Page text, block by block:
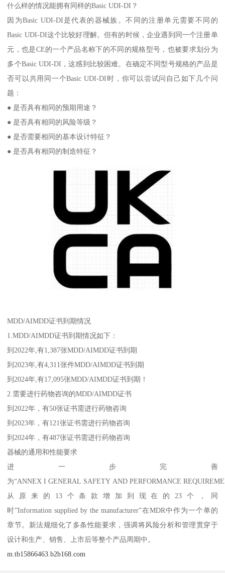
什么样的情况能拥有同样的Basic UDI-DI？
因为Basic UDI-DI是代表的器械族。不同的注册单元需要不同的
Basic UDI-DI这个比较好理解。但有的时候，企业遇到同一个注册单
元，也是CE的一个产品名称下的不同的规格型号，也被要求划分为
多个Basic UDI-DI，这感到比较困难。在确定不同型号规格的产品是
否可以共用同一个Basic UDI-DI时，你可以尝试问自己如下几个问
题：
● 是否具有相同的预期用途？
● 是否具有相同的风险等级？
● 是否需要相同的基本设计特征？
● 是否具有相同的制造特征？
MDD/AIMDD证书到期情况
1.MDD/AIMDD证书到期情况如下：
到2022年,有1,387张MDD/AIMDD证书到期
到2023年,有4,311张件MDD/AIMDD证书到期
到2024年,有17,095张MDD/AIMDD证书到期！
2.需要进行药物咨询的MDD/AIMDD证书
到2022年，有50张证书需进行药物咨询
到2023年，有121张证书需进行药物咨询
到2024年，有487张证书需进行药物咨询
器械的通用和性能要求
进一步完善
为“ANNEX I GENERAL SAFETY AND PERFORMANCE
从原来的13个条款增加到现在的23个，同
时”Information supplied by the manufacturer”在MDR中作为一个单的
章节。新法规细化了多条性能要求，强调将风险分析和管理贯穿于
设计和生产、销售、上市后等整个产品周期中。
m.tb15866463.b2b168.com